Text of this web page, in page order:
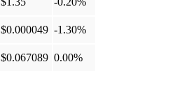
$0.000049 -1.30%
$0.067089 0.00%